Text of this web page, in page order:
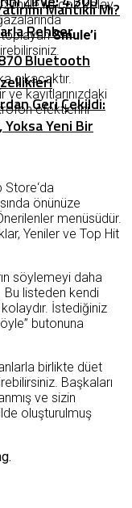
Mantıklı Mı?
Rehber
Geri Çekildi:
Yoksa Yeni Bir
Bluetooth
Smule ile çok kolay.
toplayanSmule’i
çıkacaktır.
kayıtlarınızdaki
efektlerini
Store‘da
önünüze
menüsüdür.
Yeniler ve Top Hit
söylemeyi daha
Bu listeden kendi
İstediğiniz
butonuna
birlikte düet
Başkaları
ve sizin
oluşturulmuş